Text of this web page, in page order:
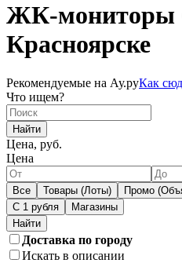
ЖК-мониторы
Красноярске
Рекомендуемые на Ау.руКак
Что ищем?
Найти
Цена, руб.
Цена
Все Товары (Лоты) Промо
С 1 рубля
Магазины
Доставка по городу
Искать в описании